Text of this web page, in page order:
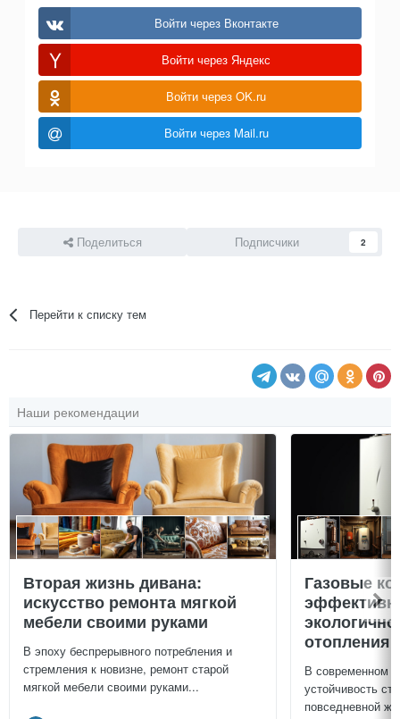
Войти через Вконтакте
Войти через Яндекс
Войти через OK.ru
Войти через Mail.ru
Поделиться Подписчики 2
Перейти к списку тем
Наши рекомендации
Вторая жизнь дивана:
искусство ремонта мягкой
мебели своими руками
В эпоху беспрерывного потребления и
стремления к новизне, ремонт старой
мягкой мебели своими руками...
Газовые
отопления
В современном
устойчивость
повседневной